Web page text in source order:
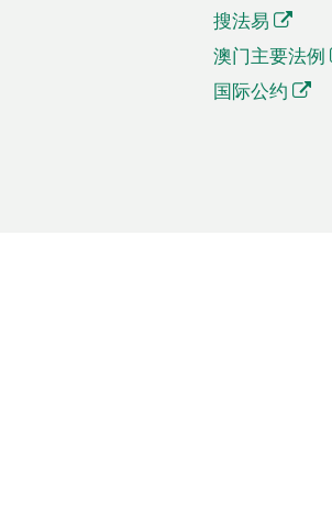
搜法易
澳门主要法例
国际公约